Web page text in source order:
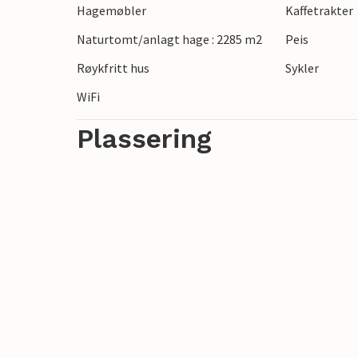
atmosfæren i denne tradisjonelle byen.
østkyst, der vid utsikt, duftene fra
Hagemøbler
Kaffetrakter
Naturtomt/anlagt hage : 2285 m2
Peis
Røykfritt hus
Sykler
WiFi
Plassering